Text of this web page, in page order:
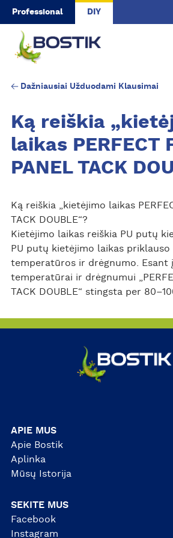
Skip to main content
Professional DIY
Dažniausiai Užduodami Klausimai
Ką reiškia
laikas PERFECT
PANEL TACK
Ką reiškia „kietėjimo laikas
TACK DOUBLE“?
Kietėjimo laikas reiškia PU putų
PU putų kietėjimo laikas
temperatūros ir drėgnumo. Esant
temperatūrai ir drėgnumui
TACK DOUBLE“ stingsta per
APIE MUS
Apie Bostik
Aplinka
Mūsų Istorija
SEKITE MUS
Facebook
Instagram